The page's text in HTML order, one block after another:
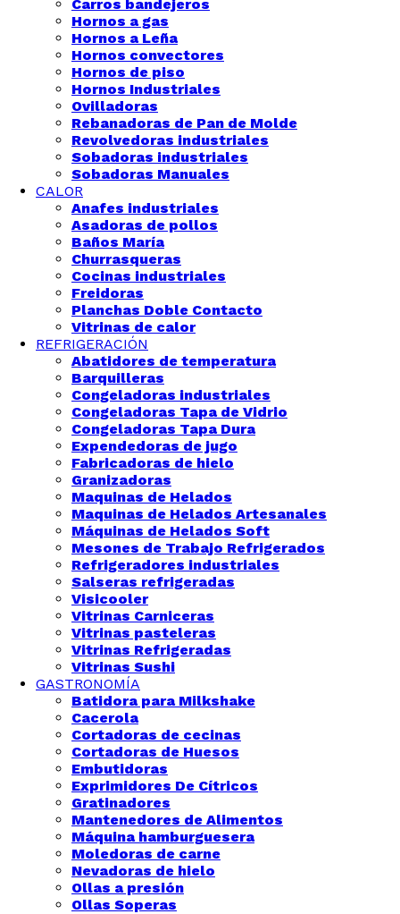
Carros bandejeros
Hornos a gas
Hornos a Leña
Hornos convectores
Hornos de piso
Hornos Industriales
Ovilladoras
Rebanadoras de Pan de Molde
Revolvedoras industriales
Sobadoras industriales
Sobadoras Manuales
CALOR
Anafes industriales
Asadoras de pollos
Baños María
Churrasqueras
Cocinas industriales
Freidoras
Planchas Doble Contacto
Vitrinas de calor
REFRIGERACIÓN
Abatidores de temperatura
Barquilleras
Congeladoras industriales
Congeladoras Tapa de Vidrio
Congeladoras Tapa Dura
Expendedoras de jugo
Fabricadoras de hielo
Granizadoras
Maquinas de Helados
Maquinas de Helados Artesanales
Máquinas de Helados Soft
Mesones de Trabajo Refrigerados
Refrigeradores industriales
Salseras refrigeradas
Visicooler
Vitrinas Carniceras
Vitrinas pasteleras
Vitrinas Refrigeradas
Vitrinas Sushi
GASTRONOMÍA
Batidora para Milkshake
Cacerola
Cortadoras de cecinas
Cortadoras de Huesos
Embutidoras
Exprimidores De Cítricos
Gratinadores
Mantenedores de Alimentos
Máquina hamburguesera
Moledoras de carne
Nevadoras de hielo
Ollas a presión
Ollas Soperas